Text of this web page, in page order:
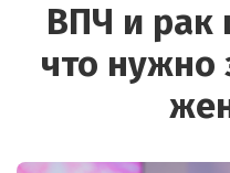
ВПЧ и рак
что нужно
Ваш телефон:*